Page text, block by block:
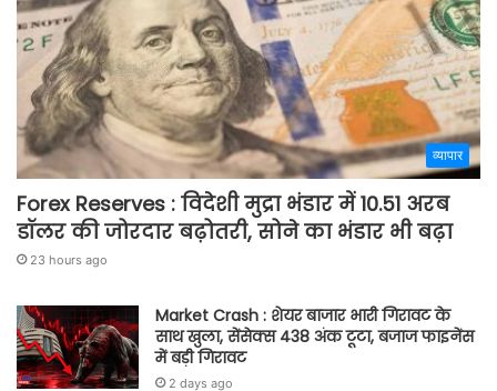
व्यापार
Forex Reserves : विदेशी मुद्रा भंडार में 10.51 अरब
डॉलर की जोरदार बढ़ोतरी, सोने का भंडार भी बढ़ा
23 hours ago
Market Crash : शेयर बाजार भारी गिरावट के
साथ खुला, सेंसेक्स 438 अंक टूटा, बजाज फाइनेंस
में बड़ी गिरावट
2 days ago